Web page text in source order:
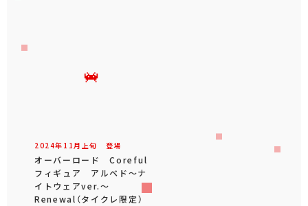
2024年 11 月 上旬 登場
オーバーロード Coreful
フィギュア アルベド～ナ
イトウェアver.～
Renewal（タイクレ限定）